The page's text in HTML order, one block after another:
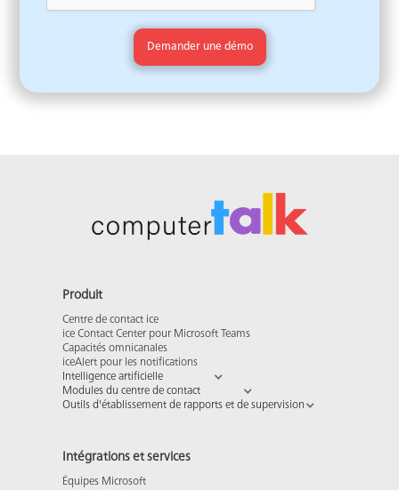
Produit
Centre de contact ice
ice Contact Center pour Microsoft Teams
Capacités omnicanales
iceAlert pour les notifications
Intelligence artificielle
Modules du centre de contact
Outils d'établissement de rapports et de supervision
Intégrations et services
Équipes Microsoft